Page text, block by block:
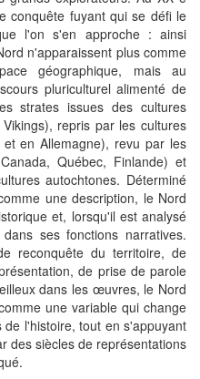
conquête fuyant qui se défi le
l'on s'en approche : ainsi
n'apparaissent plus comme
géographique, mais au
pluriculturel alimenté de
strates issues des cultures
repris par les cultures
en Allemagne), revu par les
Québec, Finlande) et
autochtones. Déterminé
une description, le Nord
et, lorsqu'il est analysé
ses fonctions narratives.
reconquête du territoire, de
de prise de parole
dans les œuvres, le Nord
une variable qui change
l'histoire, tout en s'appuyant
des siècles de représentations